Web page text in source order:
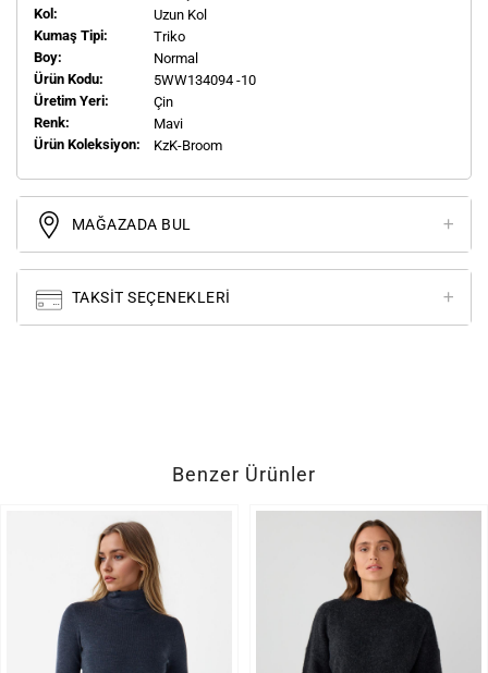
Kol:
Uzun Kol
Kumaş Tipi:
Triko
Boy:
Normal
Ürün Kodu:
5WW134094 -10
Üretim Yeri:
Çin
Renk:
Mavi
Ürün Koleksiyon:
KzK-Broom
MAĞAZADA BUL
TAKSIT SEÇENEKLERI
Benzer Ürünler